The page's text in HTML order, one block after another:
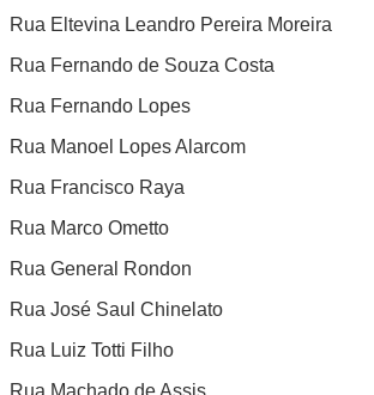
Rua Eltevina Leandro Pereira Moreira
Rua Fernando de Souza Costa
Rua Fernando Lopes
Rua Manoel Lopes Alarcom
Rua Francisco Raya
Rua Marco Ometto
Rua General Rondon
Rua José Saul Chinelato
Rua Luiz Totti Filho
Rua Machado de Assis